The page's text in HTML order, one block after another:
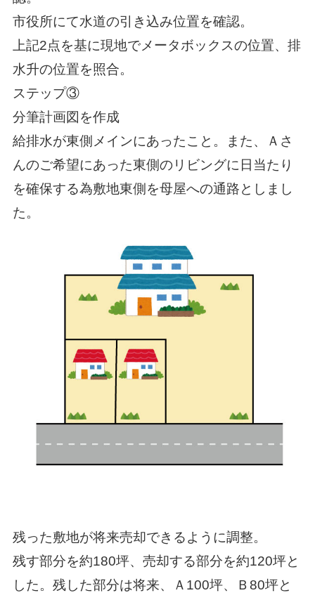
市役所にて水道の引き込み位置を確認。
上記2点を基に現地でメータボックスの位置、排
水升の位置を照合。
ステップ③
分筆計画図を作成
給排水が東側メインにあったこと。また、Ａさ
んのご希望にあった東側のリビングに日当たり
を確保する為敷地東側を母屋への通路としまし
た。
残った敷地が将来売却できるように調整。
残す部分を約180坪、売却する部分を約120坪と
した。残した部分は将来、Ａ100坪、Ｂ80坪と